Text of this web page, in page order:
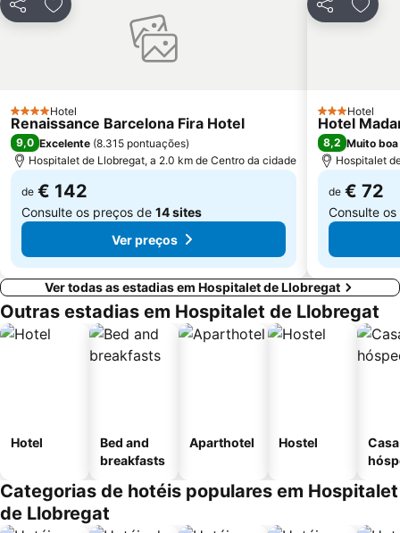
Arco do Triunfo
Recinto Ferial Gran Vía
Distrito Sarrià-Sant Gervasi
Sant Martí
Mercado da Boqueria
Universidade de Barcelona
Gran Via de les Corts Catalans
PartilharAdicionar aos favoritos
4 Estrelas
Hotel
Renaissance Barcelona Fira Hotel
9,0 Excelente (8.315 pontuações)
Hospitalet de Llobregat, a 2.0 km de Centro da cidade
de € 142
Consulte os preços de 14 sites
Ver preços
Partilhar
3 Estrelas
Hotel
Hotel
8,2 Muito boa
Hospitalet
de € 72
Consulte
Ver todas as estadias em Hospitalet de Llobregat
Outras estadias em Hospitalet de Llobregat
Hotel
Bed and
breakfasts
Aparthotel Hostel
Categorias de hotéis populares em Hospitalet
de Llobregat